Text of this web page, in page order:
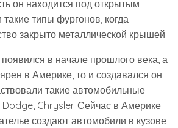
он находится под открытым
типы фургонов, когда
закрыто металлической крышей.
в начале прошлого века, а
в Америке, то и создавался он
такие автомобильные
Dodge, Chrysler. Сейчас в Америке
создают автомобили в кузове